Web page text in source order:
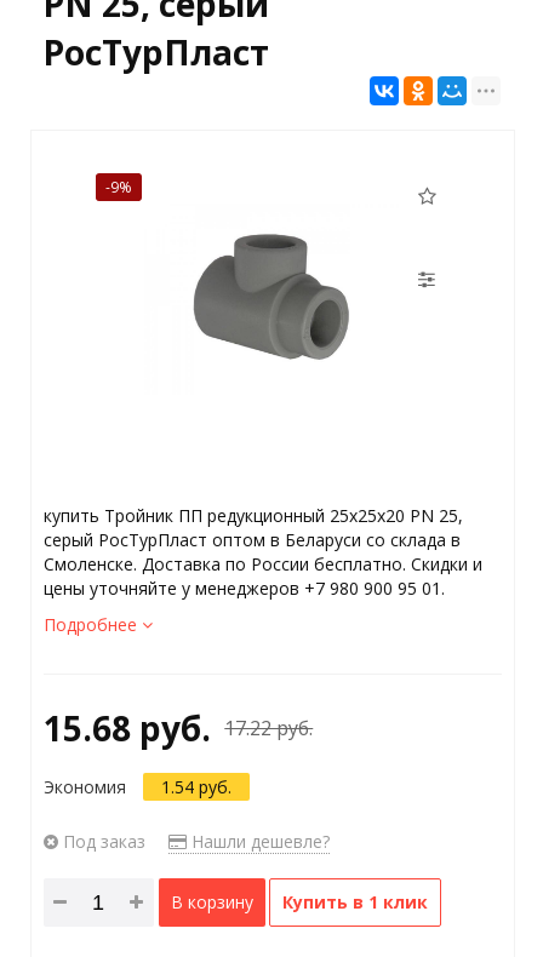
РосТурПласт
-9%
купить Тройник ПП редукционный 25х25х20 PN 25,
серый РосТурПласт оптом в Беларуси со склада в
Смоленске. Доставка по России бесплатно. Скидки и
цены уточняйте у менеджеров +7 980 900 95 01.
Подробнее
15.68 руб. 17.22 руб.
Экономия 1.54 руб.
Под заказ Нашли дешевле?
В корзину Купить в 1 клик